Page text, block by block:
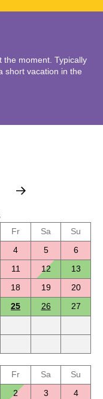
the moment. Typically
short vacation in the
Fr Sa
Su
4 5
6
11 12
13
18 19
20
25 26
27
Fr Sa
Su
2 3
4